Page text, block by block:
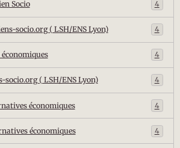
Socio 4
socio.org ( LSH/ENS Lyon) 4
4
socio.org ( LSH/ENS Lyon) 4
économiques 4
économiques 4